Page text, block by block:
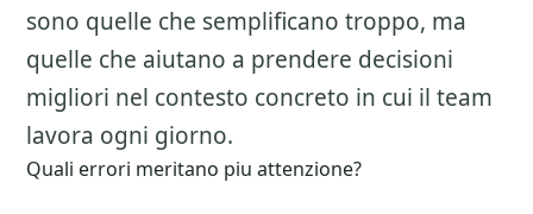
sono quelle che semplificano troppo, ma
quelle che aiutano a prendere decisioni
migliori nel contesto concreto in cui il team
lavora ogni giorno.
Quali errori meritano piu attenzione?